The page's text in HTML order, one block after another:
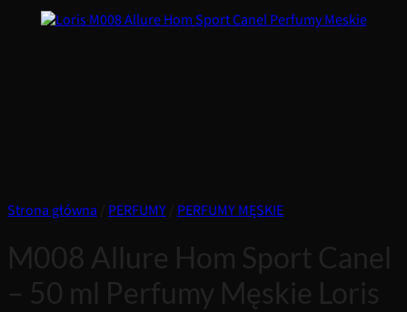
Strona główna PERFUMY PERFUMY MĘSKIE
M008 Allure Hom Sport Canel
– 50 ml Perfumy Męskie Loris